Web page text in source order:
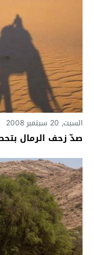
السبت, 20 سبتمبر 2008
صدّ زحف الرمال